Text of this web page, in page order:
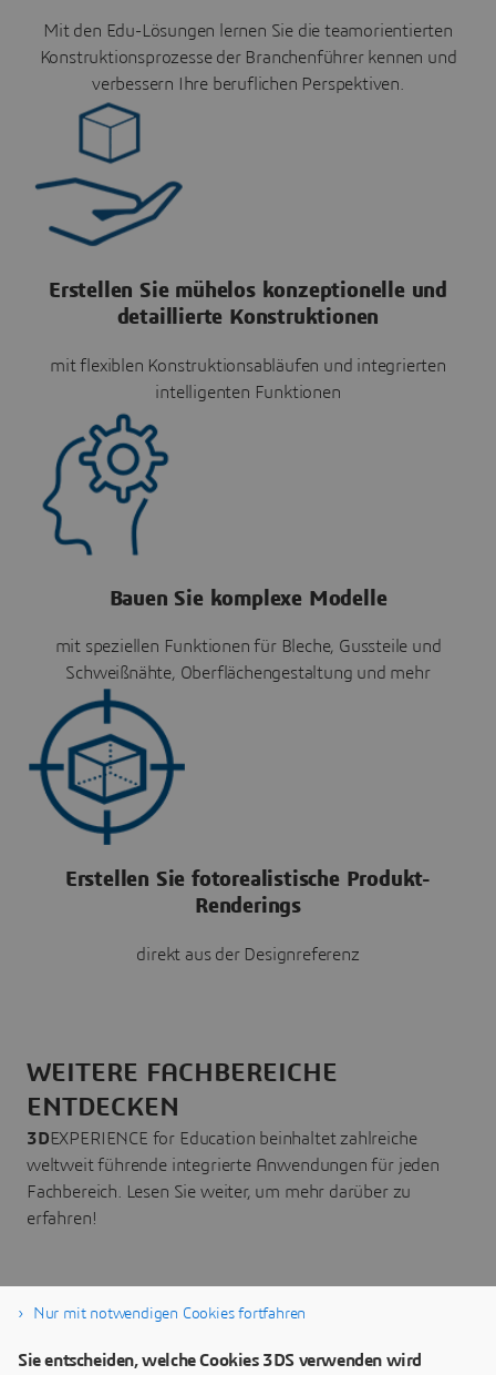
Mit den Edu-Lösungen lernen Sie die teamorientierten
Konstruktionsprozesse der Branchenführer kennen und
verbessern Ihre beruflichen Perspektiven.
Erstellen Sie mühelos konzeptionelle und
detaillierte Konstruktionen
mit flexiblen Konstruktionsabläufen und integrierten
intelligenten Funktionen
Bauen Sie komplexe Modelle
mit speziellen Funktionen für Bleche, Gussteile und
Schweißnähte, Oberflächengestaltung und mehr
Erstellen Sie fotorealistische Produkt-
Renderings
direkt aus der Designreferenz
WEITERE FACHBEREICHE
ENTDECKEN
3DEXPERIENCE for Education beinhaltet zahlreiche
weltweit führende integrierte Anwendungen für jeden
Fachbereich. Lesen Sie weiter, um mehr darüber zu
erfahren!
Nur mit notwendigen Cookies fortfahren
Sie entscheiden, welche Cookies 3DS verwenden wird